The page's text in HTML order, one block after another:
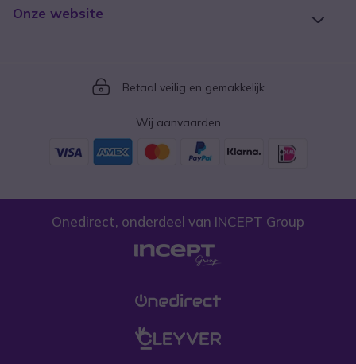
Onze website
Icon
Betaal veilig en gemakkelijk
Wij aanvaarden
Onedirect, onderdeel van INCEPT Group